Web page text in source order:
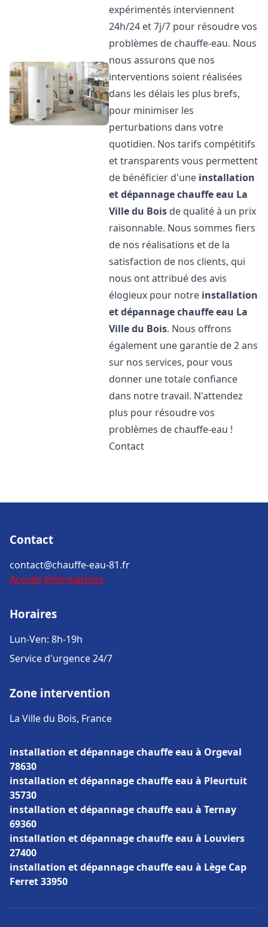
expérimentés interviennent
24h/24 et 7j/7 pour résoudre vos
problèmes de chauffe-eau. Nous
nous assurons que nos
interventions soient réalisées
dans les délais les plus brefs,
pour minimiser les
perturbations dans votre
quotidien. Nos tarifs compétitifs
et transparents vous permettent
de bénéficier d'une installation
et dépannage chauffe eau La
Ville du Bois de qualité à un prix
raisonnable. Nous sommes fiers
de nos réalisations et de la
satisfaction de nos clients, qui
nous ont attribué des avis
élogieux pour notre installation
et dépannage chauffe eau La
Ville du Bois. Nous offrons
également une garantie de 2 ans
sur nos services, pour vous
donner une totale confiance
dans notre travail. N'attendez
plus pour résoudre vos
problèmes de chauffe-eau !
Contact
Contact
contact@chauffe-eau-81.fr
Accueil Informations
Horaires
Lun-Ven: 8h-19h
Service d'urgence 24/7
Zone intervention
La Ville du Bois, France
installation et dépannage chauffe eau à Orgeval
78630
installation et dépannage chauffe eau à Pleurtuit
35730
installation et dépannage chauffe eau à Ternay
69360
installation et dépannage chauffe eau à Louviers
27400
installation et dépannage chauffe eau à Lège Cap
Ferret 33950